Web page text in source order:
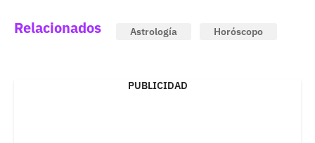
Relacionados Astrología Horóscopo
PUBLICIDAD